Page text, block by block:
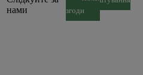
нами
згоди